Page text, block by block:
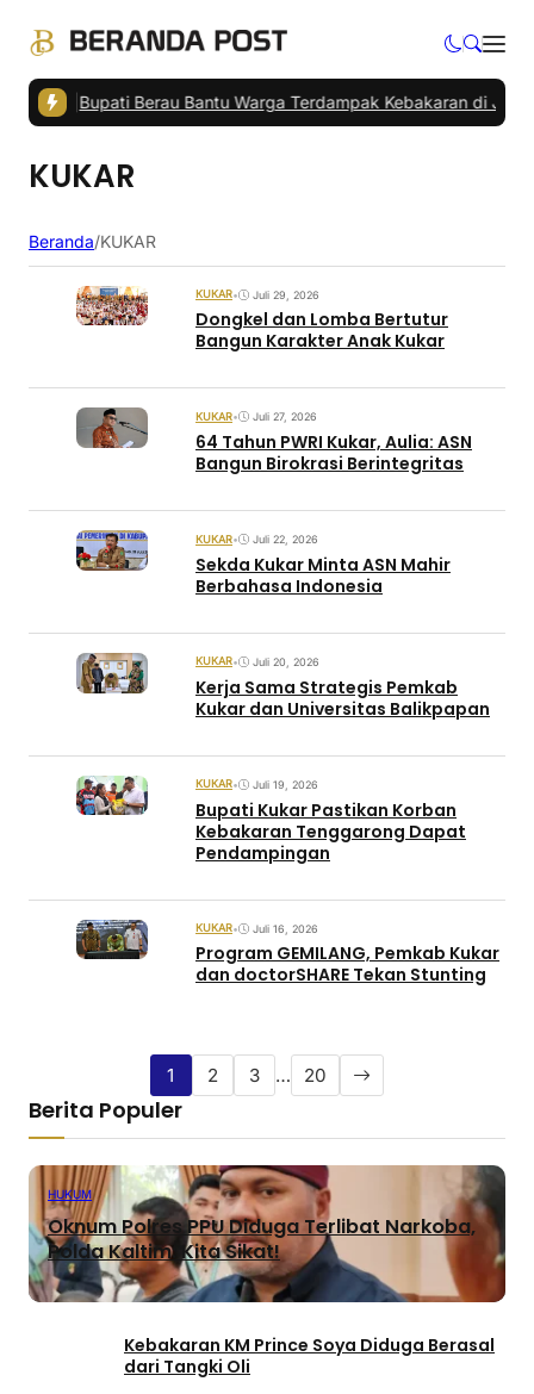
|Bupati Berau Bantu Warga Terdampak Kebakaran di Jalan
KUKAR
Beranda/KUKAR
KUKAR• Juli 29, 2026
Dongkel dan Lomba Bertutur
Bangun Karakter Anak Kukar
KUKAR• Juli 27, 2026
64 Tahun PWRI Kukar, Aulia: ASN
Bangun Birokrasi Berintegritas
KUKAR• Juli 22, 2026
Sekda Kukar Minta ASN Mahir
Berbahasa Indonesia
KUKAR• Juli 20, 2026
Kerja Sama Strategis Pemkab
Kukar dan Universitas Balikpapan
KUKAR• Juli 19, 2026
Bupati Kukar Pastikan Korban
Kebakaran Tenggarong Dapat
Pendampingan
KUKAR• Juli 16, 2026
Program GEMILANG, Pemkab Kukar
dan doctorSHARE Tekan Stunting
1 2 3 … 20
Berita Populer
HUKUM
Oknum Polres PPU Diduga Terlibat Narkoba,
Polda Kaltim: Kita Sikat!
Kebakaran KM Prince Soya Diduga Berasal
dari Tangki Oli